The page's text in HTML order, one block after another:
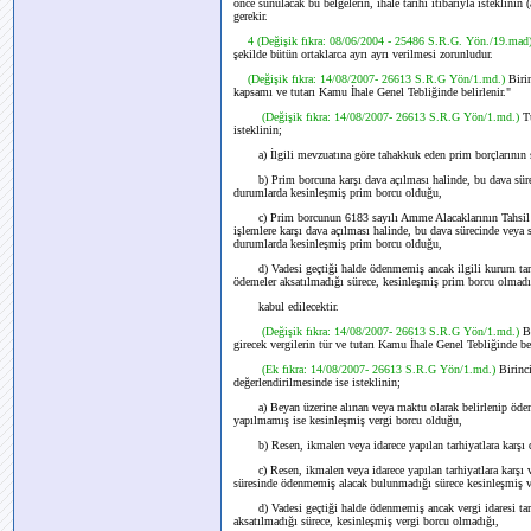
önce sunulacak bu belgelerin, ihale tarihi itibarıyla isteklinin
gerekir.
4 (Değişik fıkra: 08/06/2004 - 25486 S.R.G. Yön./
şekilde bütün ortaklarca ayrı ayrı verilmesi zorunludur.
(Değişik fıkra: 14/08/2007- 26613 S.R.G Yön/1.md.)
kapsamı ve tutarı Kamu İhale Genel Tebliğinde belirlenir."
(Değişik fıkra: 14/08/2007- 26613 S.R.G Yön/1.md.)
isteklinin;
a) İlgili mevzuatına göre tahakkuk eden prim borçlarının
b) Prim borcuna karşı dava açılması halinde, bu dava
durumlarda kesinleşmiş prim borcu olduğu,
c) Prim borcunun 6183 sayılı Amme Alacaklarının
işlemlere karşı dava açılması halinde, bu dava sürecinde
durumlarda kesinleşmiş prim borcu olduğu,
d) Vadesi geçtiği halde ödenmemiş ancak ilgili kurum
ödemeler aksatılmadığı sürece, kesinleşmiş prim borcu
kabul edilecektir.
(Değişik fıkra: 14/08/2007- 26613 S.R.G Yön/1.md.)
girecek vergilerin tür ve tutarı Kamu İhale Genel Tebliğinde
(Ek fıkra: 14/08/2007- 26613 S.R.G Yön/1.md.) Birinci
değerlendirilmesinde ise isteklinin;
a) Beyan üzerine alınan veya maktu olarak belirlenip
yapılmamış ise kesinleşmiş vergi borcu olduğu,
b) Resen, ikmalen veya idarece yapılan tarhiyatlara karşı
c) Resen, ikmalen veya idarece yapılan tarhiyatlara karşı
süresinde ödenmemiş alacak bulunmadığı sürece kesinleşmiş
d) Vadesi geçtiği halde ödenmemiş ancak vergi idaresi
aksatılmadığı sürece, kesinleşmiş vergi borcu olmadığı,